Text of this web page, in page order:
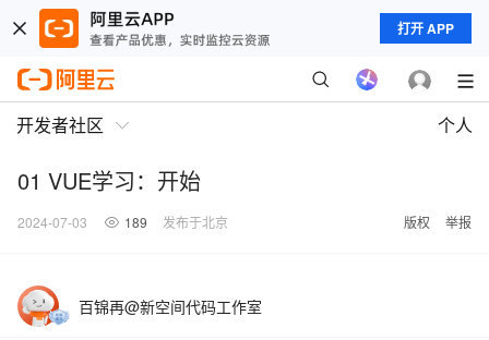
打开 APP
开发者社区 个人
01 VUE学习：开始
2024-07-03 189 发布于北京 版权 举报
百锦再@新空间代码工作室